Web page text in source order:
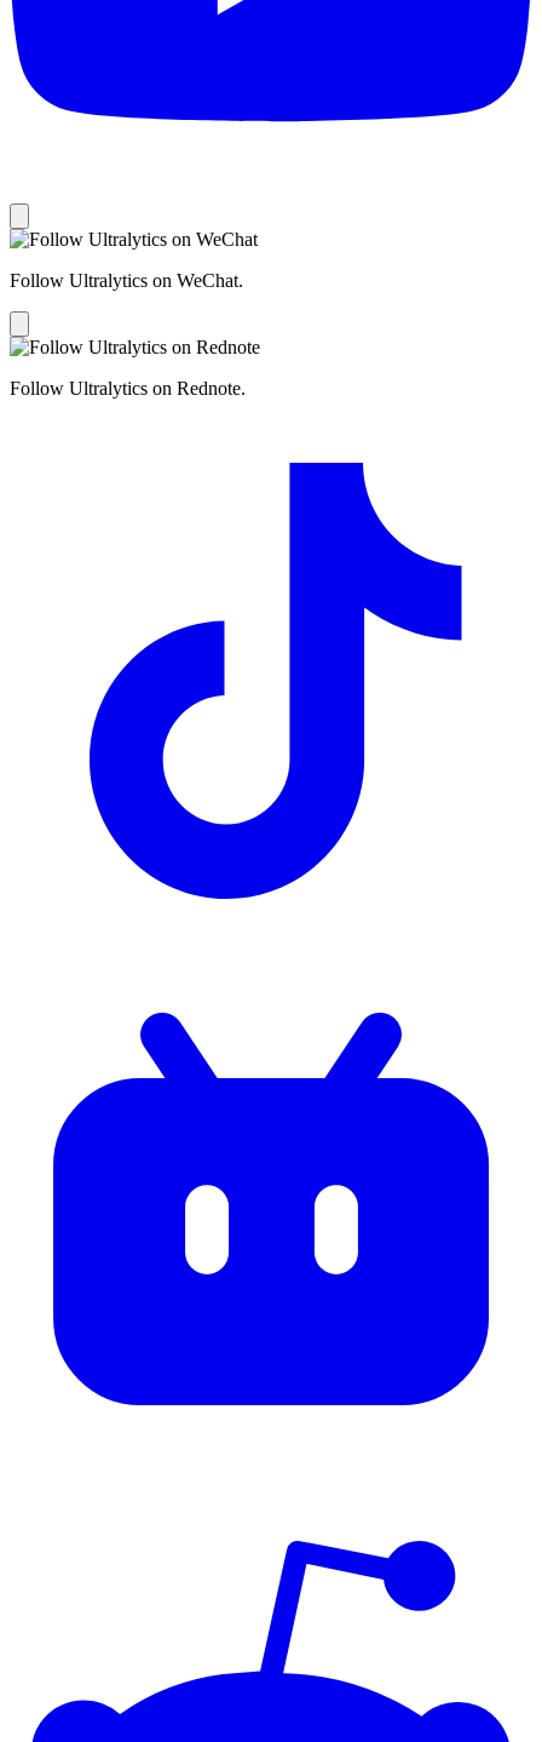
Follow Ultralytics on WeChat.
Follow Ultralytics on Rednote.